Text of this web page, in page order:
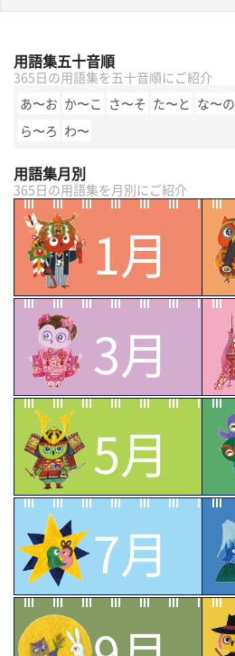
用語集五十音順
365日の用語集を五十音順にご紹介
あ〜お か〜こ さ〜そ た〜と な〜の
ら〜ろ わ〜
用語集月別
365日の用語集を月別にご紹介
1月
3月
5月
7月